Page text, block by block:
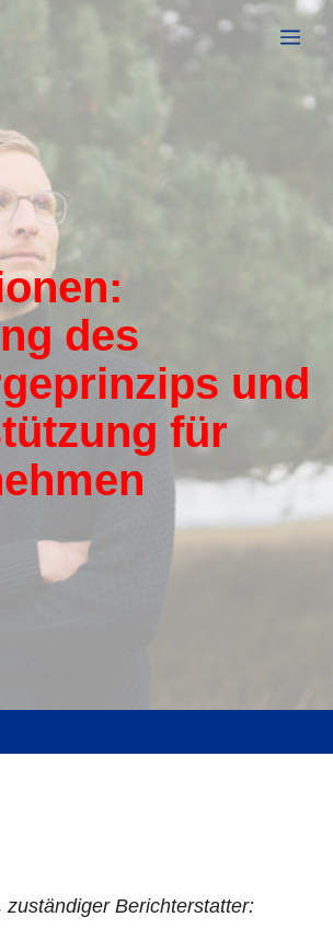
des
und
für
zuständiger Berichterstatter: